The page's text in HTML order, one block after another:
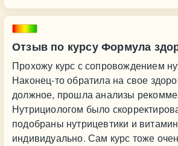
Отзыв по курсу Формула
Прохожу курс с сопровождением
Наконец-то обратила на свое
должное, прошла анализы
Нутрициологом было
подобраны нутрицевтики и
индивидуально. Сам курс тоже